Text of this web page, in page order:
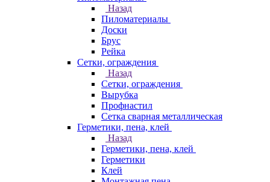
Назад
Пиломатериалы
Доски
Брус
Рейка
Сетки, ограждения
Назад
Сетки, ограждения
Вырубка
Профнастил
Сетка сварная металлическая
Герметики, пена, клей
Назад
Герметики, пена, клей
Герметики
Клей